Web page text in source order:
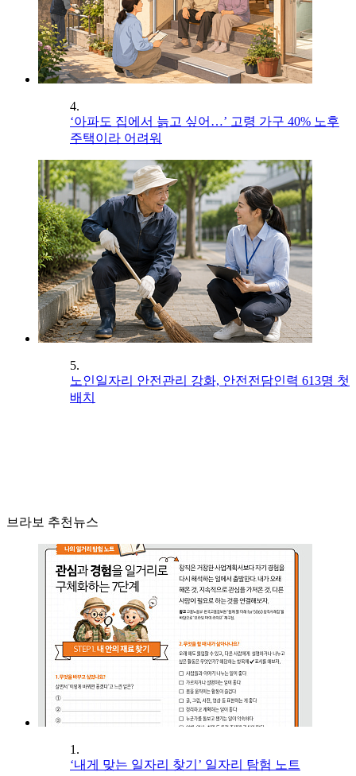
4.
‘아파도 집에서 늙고 싶어…’ 고령 가구 40% 노후
주택이라 어려워
5.
노인일자리 안전관리 강화, 안전전담인력 613명 첫
배치
브라보 추천뉴스
1.
‘내게 맞는 일자리 찾기’ 일자리 탐험 노트